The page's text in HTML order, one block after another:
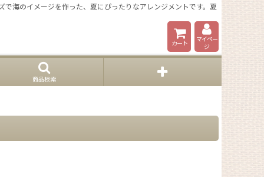
海のイメージを作った、夏にぴったりなアレンジメントです。夏
カート
マイペー
ジ
商品検索